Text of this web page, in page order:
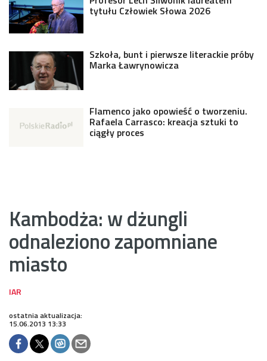
tytułu Człowiek Słowa 2026
Szkoła, bunt i pierwsze literackie próby
Marka Ławrynowicza
Flamenco jako opowieść o tworzeniu.
Rafaela Carrasco: kreacja sztuki to
ciągły proces
Kambodża: w dżungli
odnaleziono zapomniane
miasto
ostatnia aktualizacja:
15.06.2013 13:33